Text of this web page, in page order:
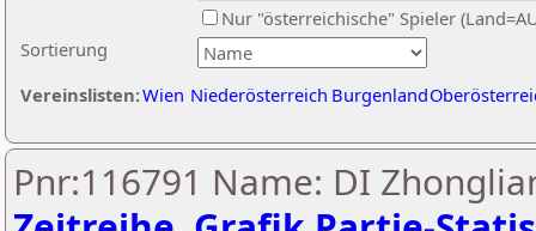
Sortierung
Nur "österreichische" Spieler
Vereinslisten:Wien Niederösterreich Burgenland
Pnr:116791 Name: DI